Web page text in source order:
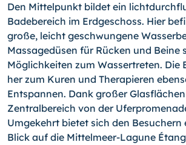
Den Mittelpunkt bildet ein
Badebereich im Erdgeschoss. Hier
große, leicht geschwun­gene
Massagedüsen für Rücken und Beine
Möglichkeiten zum Wassertreten.
her zum Kuren und Therapieren
Entspan­nen. Dank großer
Zentralbereich von der
Umgekehrt bietet sich den Besuchern
Blick auf die Mittel­meer-Lagune